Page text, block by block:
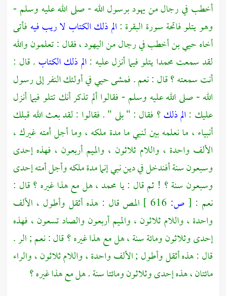
أخطب في رجال منيهودبرسول الله - صلى الله عليه وسلم -
وهو يتلو فاتحة سورة البقرة :الم ذلك الكتاب لا ريب فيه فأتى
أخاهحيي بن أخطبفي رجال مناليهود، فقال : تعلمون والله
لقد سمعتمحمدايتلو فيما أنزل عليه :الم ذلك الكتاب . قال :
أنت سمعته ؟ قال : نعم . فمشىحييفي أولئك النفر إلى رسول
الله - صلى الله عليه وسلم - فقالوا ألم تذكر أنك تتلو فيما أنزل
عليك :الم ذلك؟ فقال : " بلى " . فقالوا : لقد بعث الله قبلك
أنبياء ، ما نعلمه بين لنبي ما مدة ملكه ، وما أجل أمته غيرك ،
الألف واحدة ، واللام ثلاثون ، والميم أربعون ، فهذه إحدى
وسبعون سنة أفندخل في دين نبي إنما مدة ملكه وأجل أمته إحدى
وسبعون سنة ؟ ! ثم قال : يا محمد، هل مع هذا غيره ؟ قال :
نعم : [ ص:
المص قال : هذه أثقل وأطول ، الألف
واحدة ، واللام ثلاثون ، والميم أربعون والصاد تسعون ، فهذه
إحدى وثلاثون ومائة سنة ، هل مع هذا غيره ؟ قال : نعم ; الر .
قال : هذه أثقل وأطول ; الألف واحدة ، واللام ثلاثون ، والراء
مائتان ، هذه إحدى وثلاثون ومائتا سنة . هل مع هذا غيره ؟